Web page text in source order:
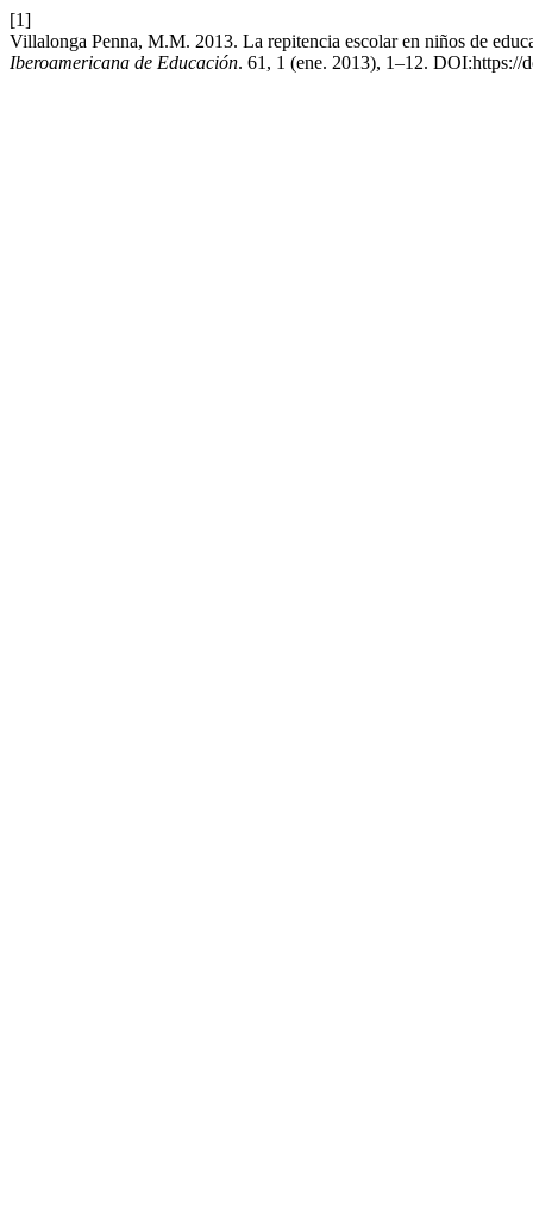
[1]
Villalonga Penna, M.M. 2013. La repitencia escolar en niños de
Iberoamericana de Educación. 61, 1 (ene. 2013), 1–12. DOI:https://